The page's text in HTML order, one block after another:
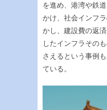
を進め、港湾や鉄
かけ、社会インフ
かし、建設費の返
したインフラその
さえるという事例
ている。